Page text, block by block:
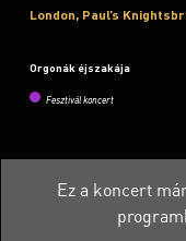
London, Paul’s
Orgonák éjszakája
Fesztivál koncert
Ez a koncert